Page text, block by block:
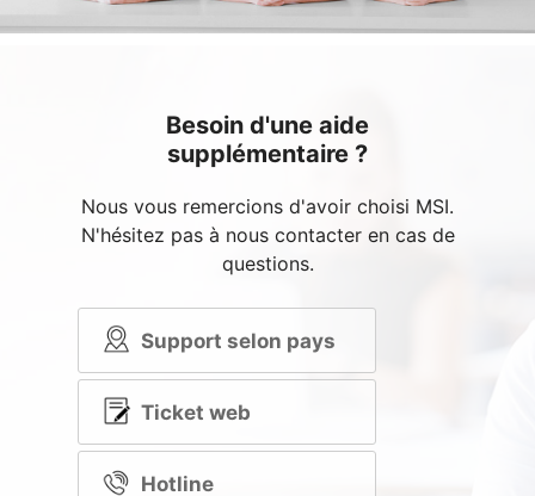
Besoin d'une aide
supplémentaire ?
Nous vous remercions d'avoir choisi MSI.
N'hésitez pas à nous contacter en cas de
questions.
Support selon pays
Ticket web
Hotline